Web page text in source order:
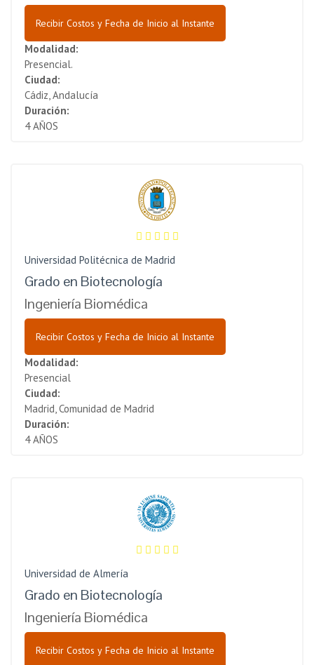
Recibir Costos y Fecha de Inicio al Instante
Modalidad:
Presencial.
Ciudad:
Cádiz, Andalucía
Duración:
4 AÑOS
Universidad Politécnica de Madrid
Grado en Biotecnología
Ingeniería Biomédica
Recibir Costos y Fecha de Inicio al Instante
Modalidad:
Presencial
Ciudad:
Madrid, Comunidad de Madrid
Duración:
4 AÑOS
Universidad de Almería
Grado en Biotecnología
Ingeniería Biomédica
Recibir Costos y Fecha de Inicio al Instante